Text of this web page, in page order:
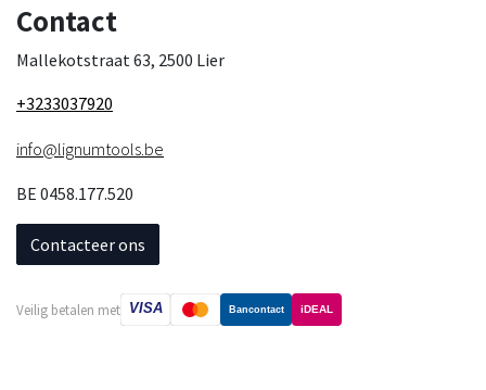
Contact
Mallekotstraat 63, 2500 Lier
+3233037920
info@lignumtools.be
BE 0458.177.520
Contacteer ons
Veilig betalen met VISA Bancontact iDEAL